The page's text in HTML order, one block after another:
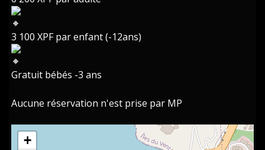
3 100 XPF par enfant (-12ans)
Gratuit bébés -3 ans
Aucune réservation n'est prise par MP
+